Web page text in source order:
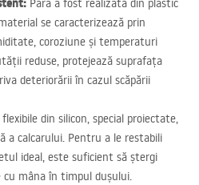
Para a fost realizată din plastic
se caracterizează prin
coroziune și temperaturi
reduse, protejează suprafața
deteriorării în cazul scăpării
flexibile din silicon, special proiectate,
a calcarului. Pentru a le restabili
ideal, este suficient să ștergi
cu mâna în timpul dușului.